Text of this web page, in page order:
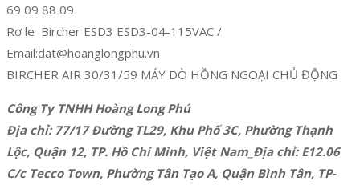
69 09 88 09
Rơ le Bircher ESD3 ESD3-04-115VAC /
Email:dat@hoanglongphu.vn
BIRCHER AIR 30/31/59 MÁY DÒ HỒNG NGOẠI CHỦ ĐỘNG
Công Ty TNHH Hoàng Long Phú
Địa chỉ: 77/17 Đường TL29, Khu Phố 3C, Phường Thạnh
Lộc, Quận 12, TP. Hồ Chí Minh, Việt Nam_Địa chỉ: E12.06
C/c Tecco Town, Phường Tân Tạo A, Quận Bình Tân, TP-